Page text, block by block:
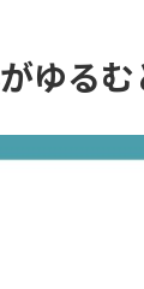
ゆるむ